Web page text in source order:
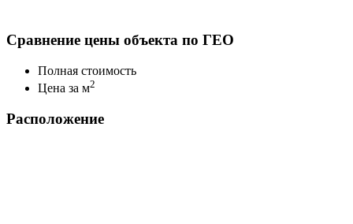
Сравнение цены объекта по ГЕО
Полная стоимость
Цена за м2
Расположение